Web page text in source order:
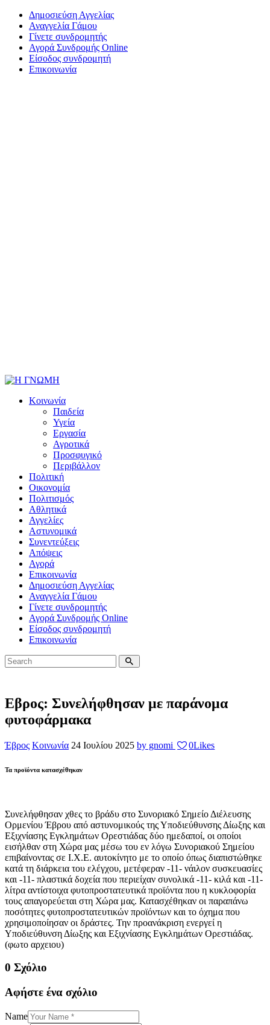
Δημοσιεύση Αγγελίας
Αναγγελία Γάμου
Γίνετε συνδρομητής
Αγορά Συνδρομής Online
Είσοδος συνδρομητή
Επικοινωνία
Κοινωνία
Παιδεία
Υγεία
Εργασία
Αγροτικά
Προσφυγικό
Περιβάλλον
Πολιτική
Οικονομία
Πολιτισμός
Αθλητικά
Αγγελίες
Αστυνομικά
Συνεντεύξεις
Απόψεις
Αγορά
Επικοινωνία
Δημοσιεύση Αγγελίας
Αναγγελία Γάμου
Γίνετε συνδρομητής
Αγορά Συνδρομής Online
Είσοδος συνδρομητή
Επικοινωνία
Εβρος: Συνελήφθησαν με παράνομα
φυτοφάρμακα
Έβρος Κοινωνία 24 Ιουλίου 2025 by gnomi 0Likes
Τα προϊόντα κατασχέθηκαν
Συνελήφθησαν χθες το βράδυ στο Συνοριακό Σημείο Διέλευσης
Ορμενίου Έβρου από αστυνομικούς της Υποδιεύθυνσης Δίωξης και
Εξιχνίασης Εγκλημάτων Ορεστιάδας δύο ημεδαποί, οι οποίοι
εισήλθαν στη Χώρα μας μέσω του εν λόγω Συνοριακού Σημείου
επιβαίνοντας σε Ι.Χ.Ε. αυτοκίνητο με το οποίο όπως διαπιστώθηκε
κατά τη διάρκεια του ελέγχου, μετέφεραν -11- νάιλον συσκευασίες
και -11- πλαστικά δοχεία που περιείχαν συνολικά -11- κιλά και -11-
λίτρα αντίστοιχα φυτοπροστατευτικά προϊόντα που η κυκλοφορία
τους απαγορεύεται στη Χώρα μας. Κατασχέθηκαν οι παραπάνω
ποσότητες φυτοπροστατευτικών προϊόντων και το όχημα που
χρησιμοποίησαν οι δράστες. Την προανάκριση ενεργεί η
Υποδιεύθυνση Δίωξης και Εξιχνίασης Εγκλημάτων Ορεστιάδας.
(φωτο αρχειου)
0 Σχόλιο
Αφήστε ένα σχόλιο
Name